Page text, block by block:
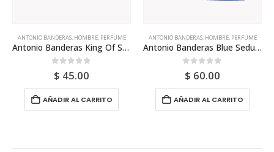
ANTONIO BANDERAS, HOMBRE, PERFUME
Antonio Banderas King Of Seduction Edt 100ml Para Hombre
0out of 5
$ 45.00
AÑADIR AL CARRITO
ANTONIO BANDERAS, HOMBRE, PERFUME
Antonio Banderas Blue Seduction Edt 200ml Para Hombre
0out of 5
$ 60.00
AÑADIR AL CARRITO